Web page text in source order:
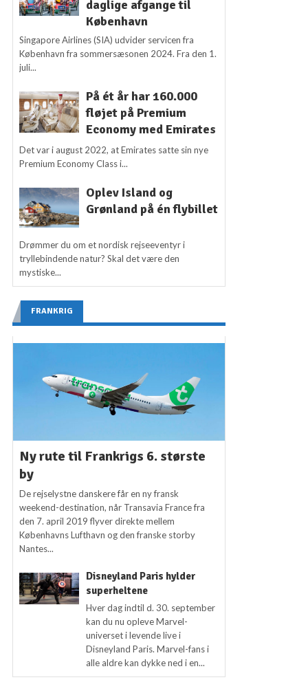
daglige afgange til
København
Singapore Airlines (SIA) udvider servicen fra
København fra sommersæsonen 2024. Fra den 1.
juli...
På ét år har 160.000
fløjet på Premium
Economy med Emirates
Det var i august 2022, at Emirates satte sin nye
Premium Economy Class i...
Oplev Island og
Grønland på én flybillet
Drømmer du om et nordisk rejseeventyr i
tryllebindende natur? Skal det være den
mystiske...
FRANKRIG
Ny rute til Frankrigs 6. største
by
De rejselystne danskere får en ny fransk
weekend-destination, når Transavia France fra
den 7. april 2019 flyver direkte mellem
Københavns Lufthavn og den franske storby
Nantes...
Disneyland Paris hylder
superheltene
Hver dag indtil d. 30. september
kan du nu opleve Marvel-
universet i levende live i
Disneyland Paris. Marvel-fans i
alle aldre kan dykke ned i en...